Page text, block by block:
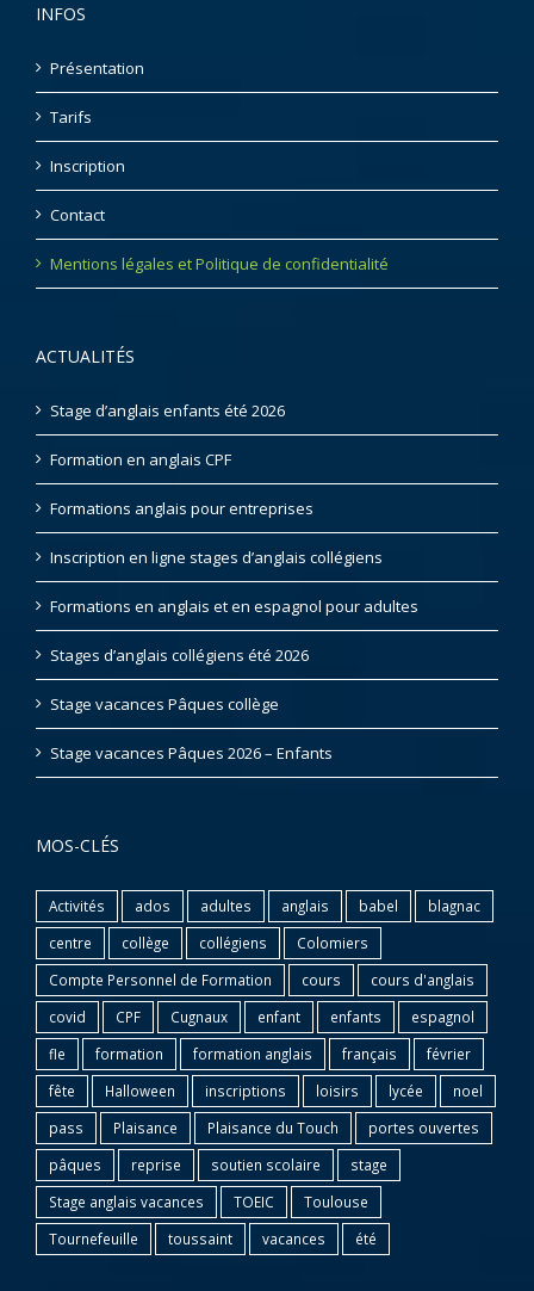
INFOS
Présentation
Tarifs
Inscription
Contact
Mentions légales et Politique de confidentialité
ACTUALITÉS
Stage d’anglais enfants été 2026
Formation en anglais CPF
Formations anglais pour entreprises
Inscription en ligne stages d’anglais collégiens
Formations en anglais et en espagnol pour adultes
Stages d’anglais collégiens été 2026
Stage vacances Pâques collège
Stage vacances Pâques 2026 – Enfants
MOS-CLÉS
Activités ados adultes anglais babel
blagnac
centre
collège collégiens
Colomiers
Compte Personnel de Formation
cours
cours d'anglais
covid
CPF Cugnaux enfant enfants
espagnol
fle
formation formation anglais français
février
fête
Halloween inscriptions loisirs lycée
noel
pass
Plaisance Plaisance du Touch
portes ouvertes
pâques
reprise soutien scolaire
stage
Stage anglais vacances
TOEIC
Toulouse
Tournefeuille
toussaint vacances été